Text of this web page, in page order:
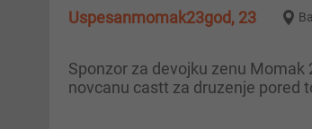
Uspesanmomak23god, 23
Sponzor za devojku zenu Momak 24 godine uspesan trazim devojku zenu mogu i starije za druzenja na duze staze davao bih
novcanu castt za druzenje pored